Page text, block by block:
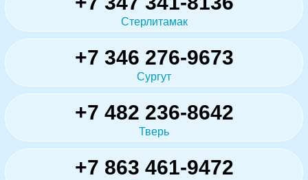
Стерлитамак
+7 346 276-9673
Сургут
+7 482 236-8642
Тверь
+7 863 461-9472